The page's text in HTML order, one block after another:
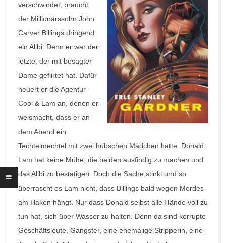
verschwindet, braucht
der Millionärssohn John
Carver Billings dringend
ein Alibi. Denn er war der
letzte, der mit besagter
Dame geflirtet hat. Dafür
heuert er die Agentur
Cool & Lam an, denen er
weismacht, dass er an
dem Abend ein
Techtelmechtel mit zwei hübschen Mädchen hatte. Donald
Lam hat keine Mühe, die beiden ausfindig zu machen und
das Alibi zu bestätigen. Doch die Sache stinkt und so
überrascht es Lam nicht, dass Billings bald wegen Mordes
am Haken hängt. Nur dass Donald selbst alle Hände voll zu
tun hat, sich über Wasser zu halten. Denn da sind korrupte
Geschäftsleute, Gangster, eine ehemalige Stripperin, eine